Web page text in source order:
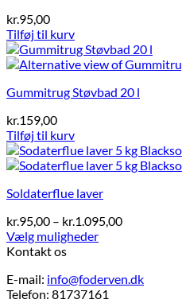
kr.95,00
Tilføj til kurv
Gummitrug Støvbad 20 l
kr.159,00
Tilføj til kurv
Soldaterflue laver
kr.95,00 – kr.1.095,00Prisinterval:
Vælg muligheder
Dette
har
flere
Kontakt os
E-mail: info@foderven.dk
Telefon: 81737161